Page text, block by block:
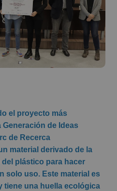
el proyecto más
de Ideas
de Recerca
material derivado de la
plástico para hacer
solo uso. Este material es
tiene una huella ecológica